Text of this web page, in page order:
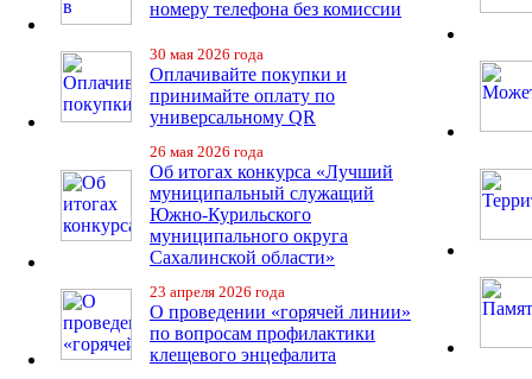
номеру телефона без комиссии
30 мая 2026 года
Оплачивайте покупки и
принимайте оплату по
универсальному QR
26 мая 2026 года
Об итогах конкурса «Лучший
муниципальный служащий
Южно-Курильского
муниципального округа
Сахалинской области»
23 апреля 2026 года
О проведении «горячей линии»
по вопросам профилактики
клещевого энцефалита